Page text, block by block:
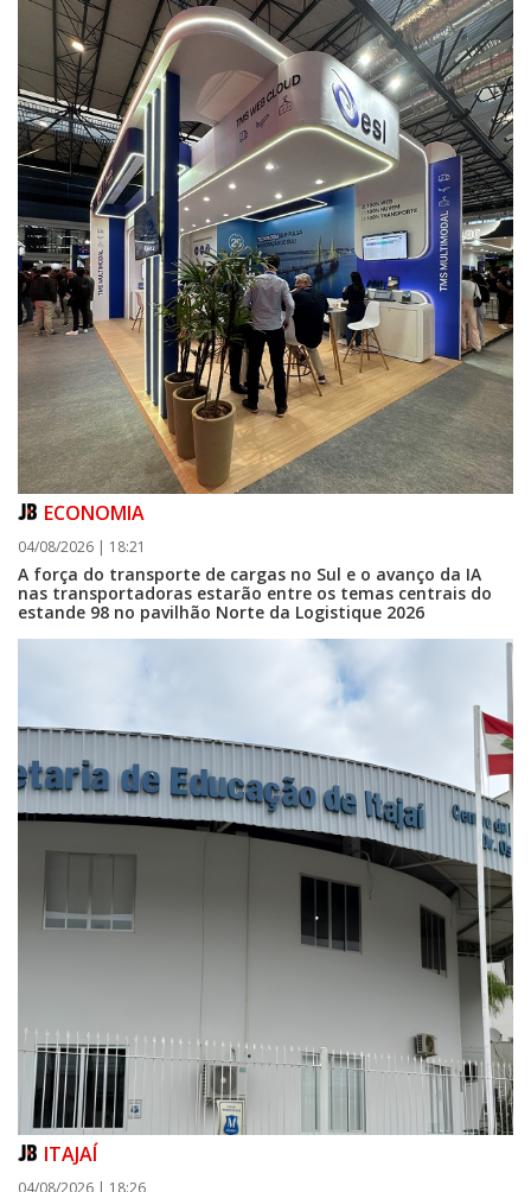
ECONOMIA
04/08/2026 | 18:21
A força do transporte de cargas no Sul e o avanço da IA
nas transportadoras estarão entre os temas centrais do
estande 98 no pavilhão Norte da Logistique 2026
ITAJAÍ
04/08/2026 | 18:26